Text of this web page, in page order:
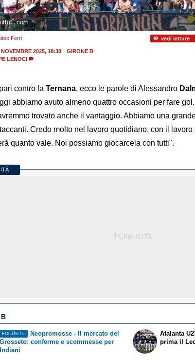
Ferri vedi letture
2025, 18:30
GIRONE B
LENOCI
contro la Ternana, ecco le parole di Alessandro
abbiamo avuto almeno quattro occasioni per fare
trovato anche il vantaggio. Abbiamo una
Credo molto nel lavoro quotidiano, con il
quanto vale. Noi possiamo giocarcela con tutti".
B
FOCUS TC
Neopromosse - Il mercato del
Grosseto: conferme e scommesse per
Indiani
Atalanta
prima il